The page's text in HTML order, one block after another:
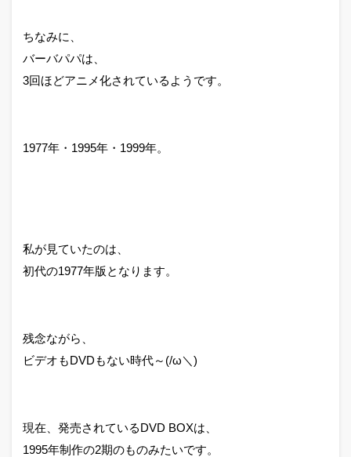
ちなみに、
バーバパパは、
3回ほどアニメ化されているようです。
1977年・1995年・1999年。
私が見ていたのは、
初代の1977年版となります。
残念ながら、
ビデオもDVDもない時代～(/ω＼)
現在、発売されているDVD BOXは、
1995年制作の2期のものみたいです。